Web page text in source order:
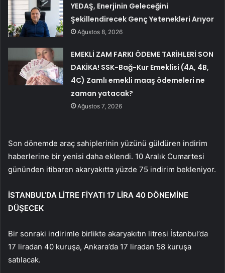
YEDAŞ, Enerjinin Geleceğini
Şekillendirecek Genç Yetenekleri Arıyor
Ağustos 8, 2026
EMEKLİ ZAM FARKI ÖDEME TARİHLERİ SON
DAKİKA! SSK-Bağ-Kur Emeklisi (4A, 4B,
4C) Zamlı emekli maaş ödemeleri ne
zaman yatacak?
Ağustos 7, 2026
Son dönemde araç sahiplerinin yüzünü güldüren indirim
haberlerine bir yenisi daha eklendi. 10 Aralık Cumartesi
gününden itibaren akaryakıtta yüzde 75 indirim bekleniyor.
İSTANBUL’DA LİTRE FİYATI 17 LİRA 40 DÖNEMİNE
DÜŞECEK
Bir sonraki indirimle birlikte akaryakıtın litresi İstanbul’da
17 liradan 40 kuruşa, Ankara’da 17 liradan 58 kuruşa
satılacak.